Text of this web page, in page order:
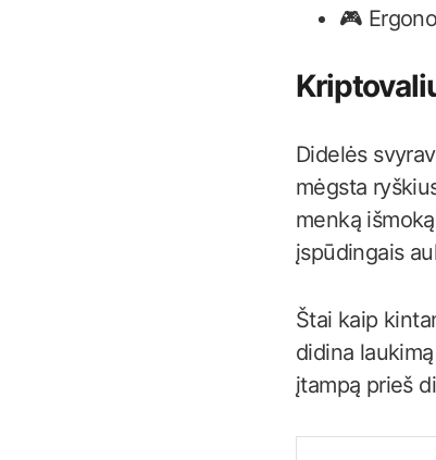
🎮
Didelės
mėgsta
menką
įspūdingais
Štai kaip
didina
įtampą prieš